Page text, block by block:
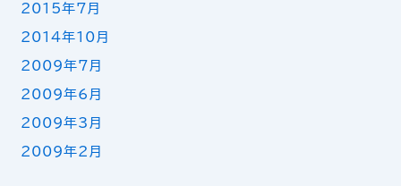
2015年7月
2014年10月
2009年7月
2009年6月
2009年3月
2009年2月